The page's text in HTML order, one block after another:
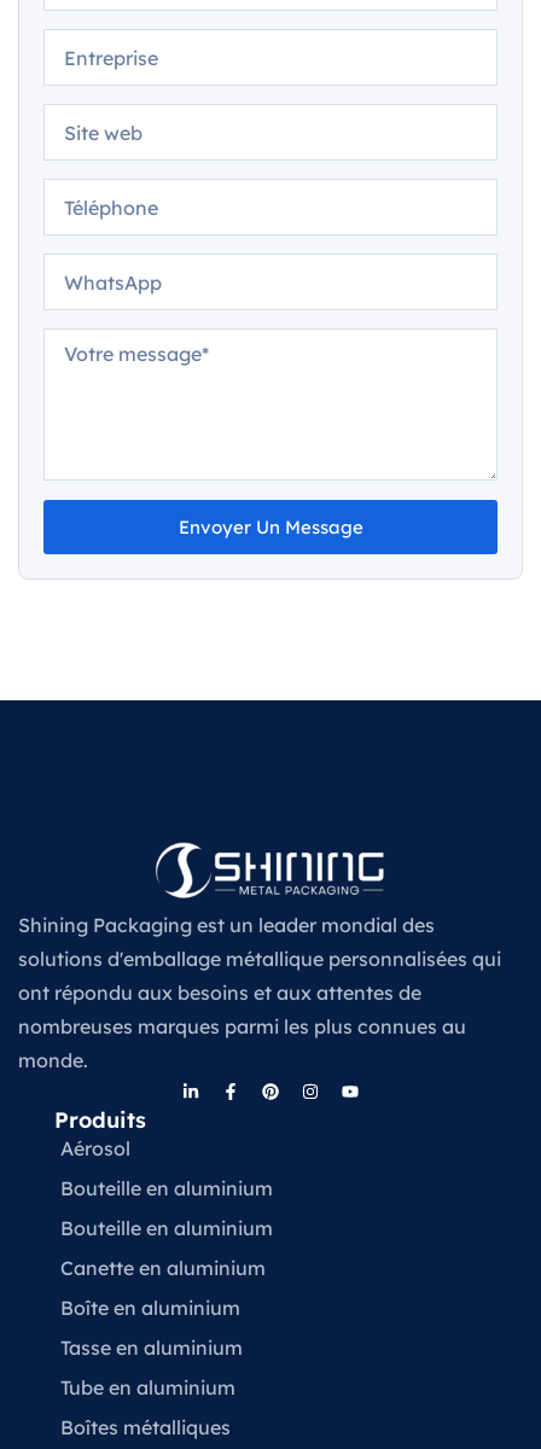
Envoyer Un Message
Shining Packaging est un leader mondial des
solutions d'emballage métallique personnalisées qui
ont répondu aux besoins et aux attentes de
nombreuses marques parmi les plus connues au
monde.
Produits
Aérosol
Bouteille en aluminium
Bouteille en aluminium
Canette en aluminium
Boîte en aluminium
Tasse en aluminium
Tube en aluminium
Boîtes métalliques